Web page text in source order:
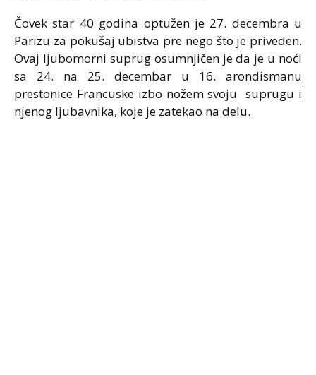
Čovek star 40 godina optužen je 27. decembra u
Parizu za pokušaj ubistva pre nego što je priveden.
Ovaj ljubomorni suprug osumnjičen je da je u noći
sa 24. na 25. decembar u 16. arondismanu
prestonice Francuske izbo nožem svoju suprugu i
njenog ljubavnika, koje je zatekao na delu.